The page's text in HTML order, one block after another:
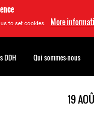
to set cookies. More
19
DDH Qui sommes-nous